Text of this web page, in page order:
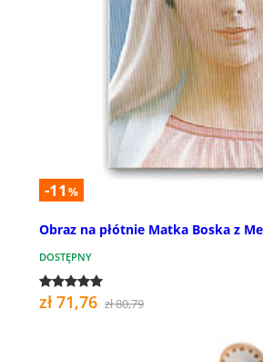
-11 %
Obraz na płótnie Matka Boska z
DOSTĘPNY
zł 71,76 zł 80,79